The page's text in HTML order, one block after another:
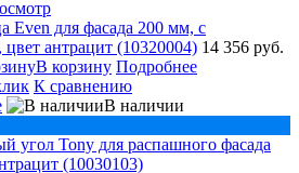
Even для фасада 200 мм, с
цвет антрацит (10320004) 14 356 руб.
В корзину Подробнее
К сравнению
В наличии